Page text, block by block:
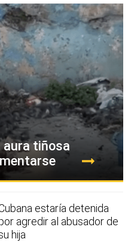
aura tiñosa
estaría detenida
agredir al abusador de
hija